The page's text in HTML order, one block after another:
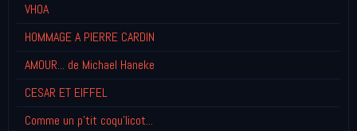
VHOA
HOMMAGE A PIERRE CARDIN
AMOUR... de Michael Haneke
CESAR ET EIFFEL
Comme un p'tit coqu'licot...